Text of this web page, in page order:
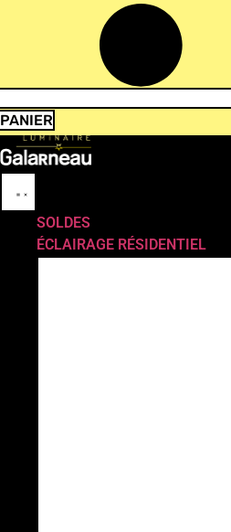
PANIER
SOLDES
ÉCLAIRAGE RÉSIDENTIEL